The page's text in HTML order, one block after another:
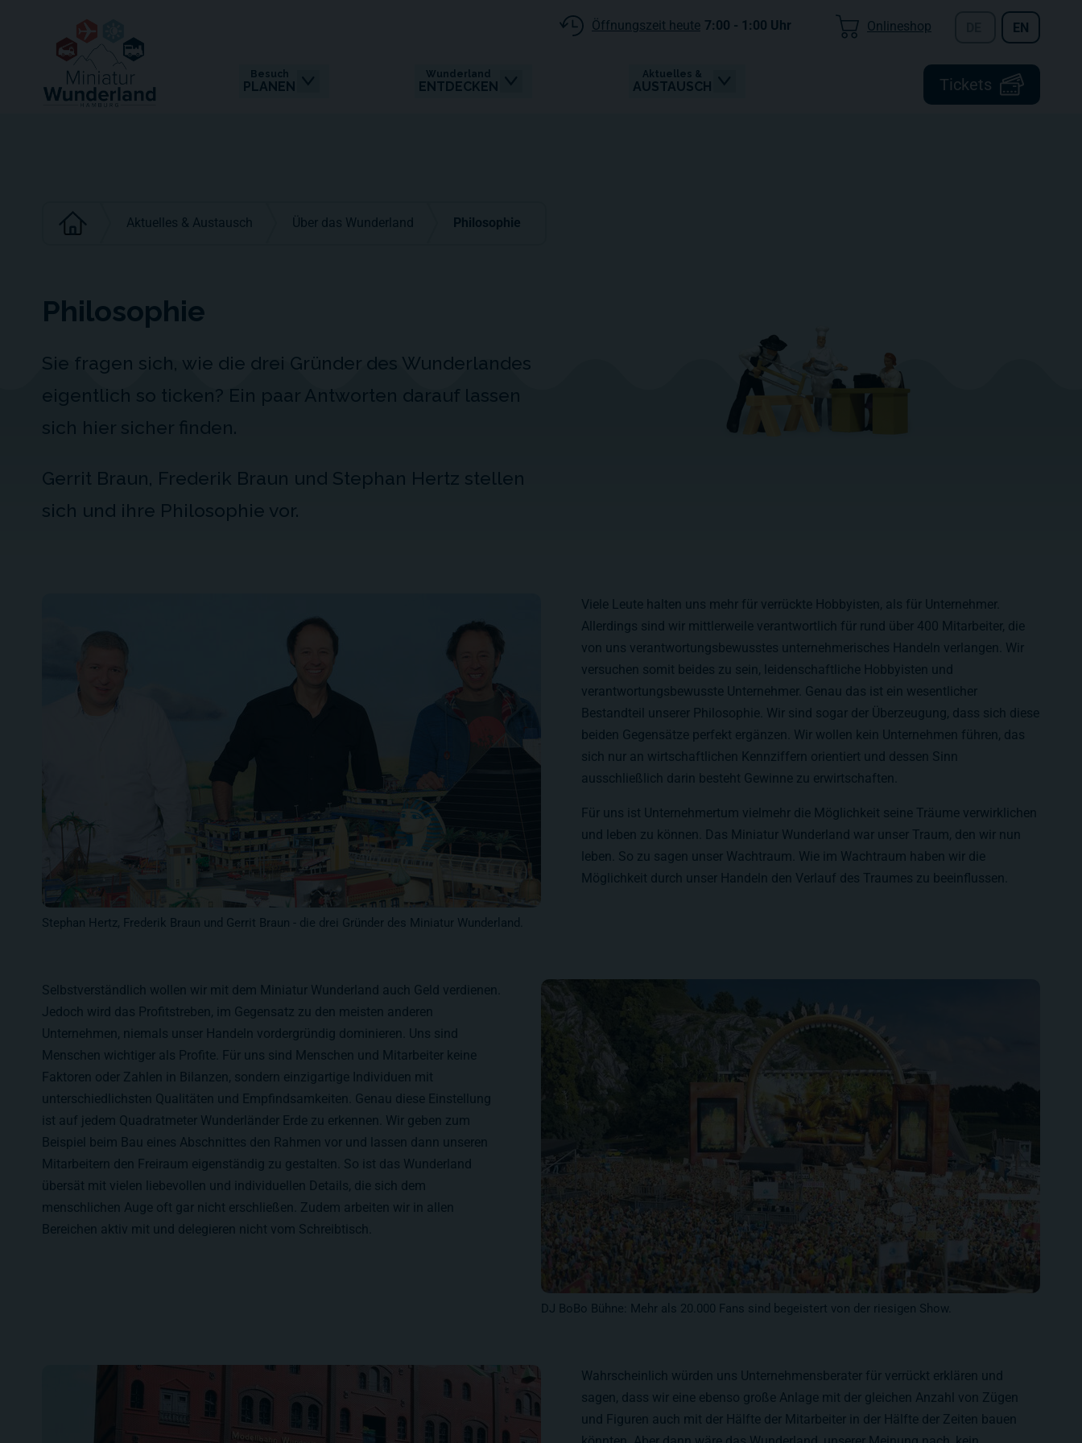
Tickets
Besuch
PLANEN
Wunderland
ENTDECKEN
Aktuelles &
AUSTAUSCH
Öffnungszeit heute 7:00 - 1:00 Uhr Onlineshop EN
Aktuelles & Austausch Über das Wunderland Philosophie
Philosophie
Sie fragen sich, wie die drei Gründer des Wunderlandes
eigentlich so ticken? Ein paar Antworten darauf lassen
sich hier sicher finden.
Gerrit Braun, Frederik Braun und Stephan Hertz stellen
sich und ihre Philosophie vor.
Stephan Hertz, Frederik Braun und Gerrit Braun - die drei Gründer des Miniatur Wunderland.
Viele Leute halten uns mehr für verrückte Hobbyisten, als für Unternehmer.
Allerdings sind wir mittlerweile verantwortlich für rund über 400 Mitarbeiter, die
von uns verantwortungsbewusstes unternehmerisches Handeln verlangen. Wir
versuchen somit beides zu sein, leidenschaftliche Hobbyisten und
verantwortungsbewusste Unternehmer. Genau das ist ein wesentlicher
Bestandteil unserer Philosophie. Wir sind sogar der Überzeugung, dass sich diese
beiden Gegensätze perfekt ergänzen. Wir wollen kein Unternehmen führen, das
sich nur an wirtschaftlichen Kennziffern orientiert und dessen Sinn
ausschließlich darin besteht Gewinne zu erwirtschaften.
Für uns ist Unternehmertum vielmehr die Möglichkeit seine Träume verwirklichen
und leben zu können. Das Miniatur Wunderland war unser Traum, den wir nun
leben. So zu sagen unser Wachtraum. Wie im Wachtraum haben wir die
Möglichkeit durch unser Handeln den Verlauf des Traumes zu beeinflussen.
DJ BoBo Bühne: Mehr als 20.000 Fans sind begeistert von der riesigen Show.
Selbstverständlich wollen wir mit dem Miniatur Wunderland auch Geld verdienen.
Jedoch wird das Profitstreben, im Gegensatz zu den meisten anderen
Unternehmen, niemals unser Handeln vordergründig dominieren. Uns sind
Menschen wichtiger als Profite. Für uns sind Menschen und Mitarbeiter keine
Faktoren oder Zahlen in Bilanzen, sondern einzigartige Individuen mit
unterschiedlichsten Qualitäten und Empfindsamkeiten. Genau diese Einstellung
ist auf jedem Quadratmeter Wunderländer Erde zu erkennen. Wir geben zum
Beispiel beim Bau eines Abschnittes den Rahmen vor und lassen dann unseren
Mitarbeitern den Freiraum eigenständig zu gestalten. So ist das Wunderland
übersät mit vielen liebevollen und individuellen Details, die sich dem
menschlichen Auge oft gar nicht erschließen. Zudem arbeiten wir in allen
Bereichen aktiv mit und delegieren nicht vom Schreibtisch.
Wahrscheinlich würden uns Unternehmensberater für verrückt erklären und
sagen, dass wir eine ebenso große Anlage mit der gleichen Anzahl von Zügen
und Figuren auch mit der Hälfte der Mitarbeiter in der Hälfte der Zeiten bauen